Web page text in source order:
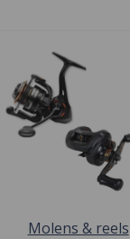
Molens & reels